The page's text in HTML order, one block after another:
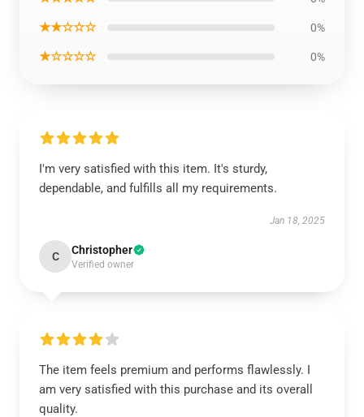
★★☆☆☆ 0%
★☆☆☆☆ 0%
I'm very satisfied with this item. It's sturdy,
dependable, and fulfills all my requirements.
Jan 18, 2025
C Christopher
Verified owner
The item feels premium and performs flawlessly. I
am very satisfied with this purchase and its overall
quality.